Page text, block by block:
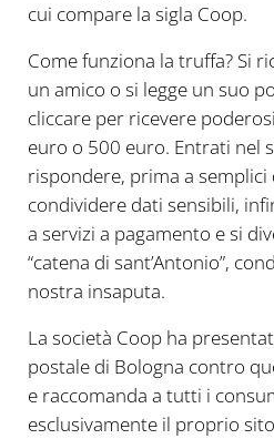
cui compare la sigla Coop.
Come funziona la truffa? Si
un amico o si legge un suo
cliccare per ricevere
euro o 500 euro. Entrati nel
rispondere, prima a semplici
condividere dati sensibili,
a servizi a pagamento e si
“catena di sant’Antonio”,
nostra insaputa.
La società Coop ha
postale di Bologna contro
e raccomanda a tutti i
esclusivamente il proprio